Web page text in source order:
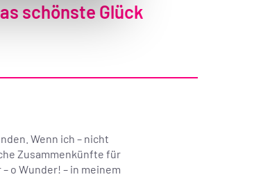
schönste Glück
Wenn ich – nicht
Zusammenkünfte für
o Wunder! – in meinem